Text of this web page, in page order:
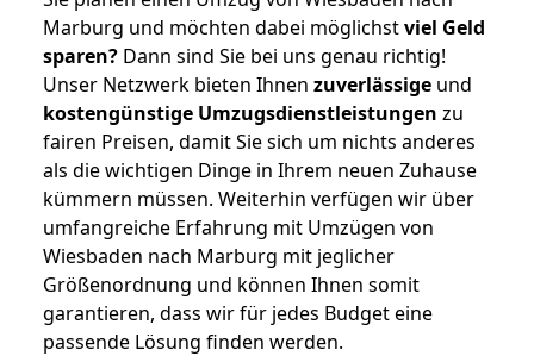
Marburg und möchten dabei möglichstviel Geld
sparen? Dann sind Sie bei uns genau richtig!
Unser Netzwerk bieten Ihnen zuverlässige und
kostengünstige Umzugsdienstleistungen zu
fairen Preisen, damit Sie sich um nichts anderes
als die wichtigen Dinge in Ihrem neuen Zuhause
kümmern müssen. Weiterhin verfügen wir über
umfangreiche Erfahrung mit Umzügen von
Wiesbaden nach Marburg mit jeglicher
Größenordnung und können Ihnen somit
garantieren, dass wir für jedes Budget eine
passende Lösung finden werden.